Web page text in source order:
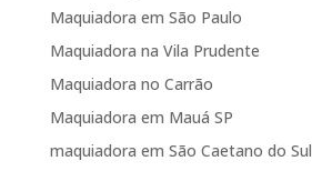
Maquiadora em São Paulo
Maquiadora na Vila Prudente
Maquiadora no Carrão
Maquiadora em Mauá SP
maquiadora em São Caetano do Sul